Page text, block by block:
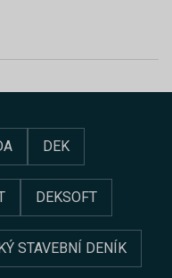
DEK
DEKSOFT
STAVEBNÍ DENÍK